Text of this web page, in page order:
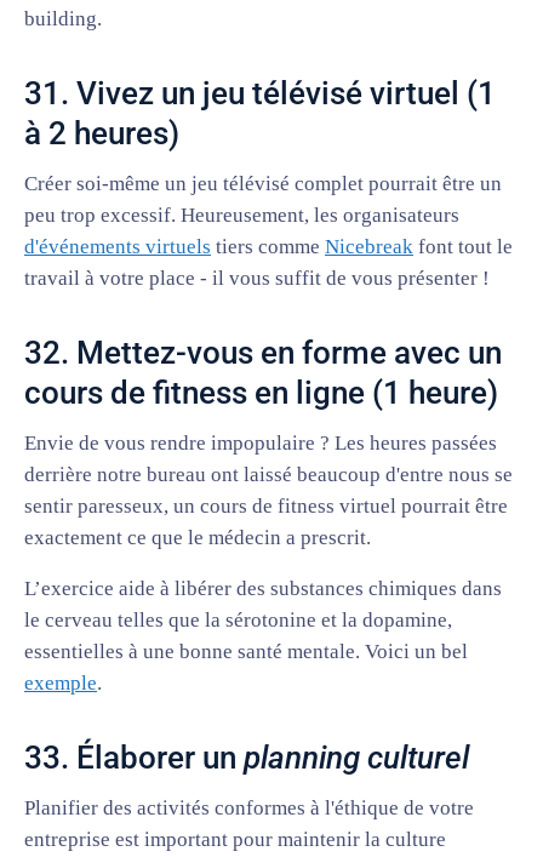
building.
31. Vivez un jeu télévisé virtuel (1
à 2 heures)
Créer soi-même un jeu télévisé complet pourrait être un
peu trop excessif. Heureusement, les organisateurs
d'événements virtuels tiers comme Nicebreak font tout le
travail à votre place - il vous suffit de vous présenter !
32. Mettez-vous en forme avec un
cours de fitness en ligne (1 heure)
Envie de vous rendre impopulaire ? Les heures passées
derrière notre bureau ont laissé beaucoup d'entre nous se
sentir paresseux, un cours de fitness virtuel pourrait être
exactement ce que le médecin a prescrit.
L’exercice aide à libérer des substances chimiques dans
le cerveau telles que la sérotonine et la dopamine,
essentielles à une bonne santé mentale. Voici un bel
exemple.
33. Élaborer un planning culturel
Planifier des activités conformes à l'éthique de votre
entreprise est important pour maintenir la culture